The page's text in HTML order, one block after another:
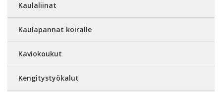
Kaulaliinat
Kaulapannat koiralle
Kaviokoukut
Kengitystyökalut